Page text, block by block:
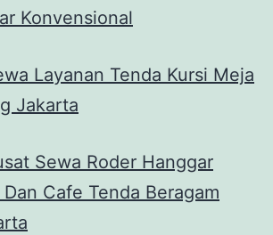
Konvensional
Layanan Tenda Kursi Meja
Jakarta
Sewa Roder Hanggar
Cafe Tenda Beragam